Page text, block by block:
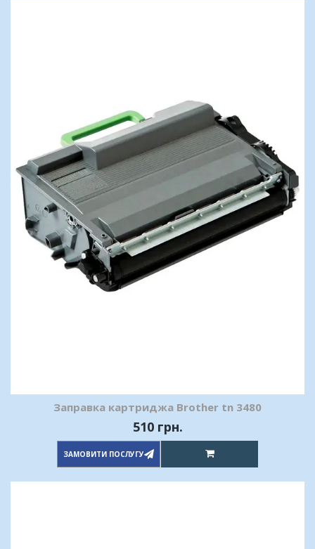
Заправка картриджа Brother tn 3480
510 грн.
ЗАМОВИТИ ПОСЛУГУ